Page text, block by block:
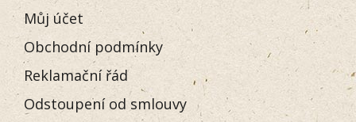
Můj účet
Obchodní podmínky
Reklamační řád
Odstoupení od smlouvy